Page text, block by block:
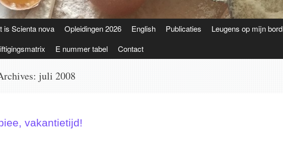
is Scienta nova Opleidingen 2026 English Publicaties Leugens op mijn bord
E nummer tabel Contact
juli 2008
vakantietijd!